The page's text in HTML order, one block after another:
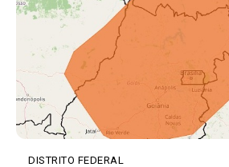
DISTRITO FEDERAL